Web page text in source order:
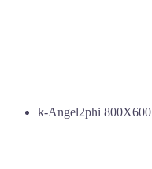
k-Angel2phi 800X600